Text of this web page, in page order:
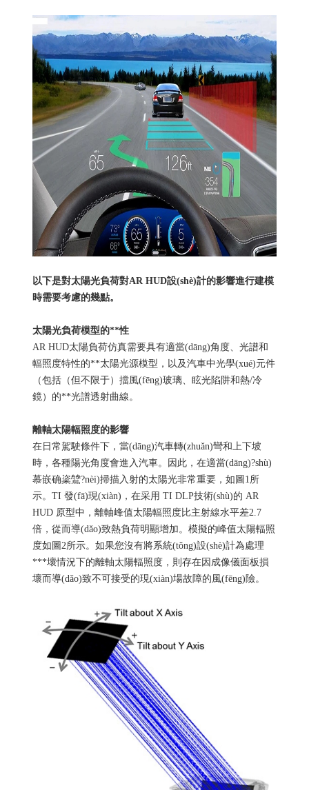
以下是對太陽光負荷對AR HUD設(shè)計的影響進行建模
時需要考慮的幾點。
太陽光負荷模型的**性
AR HUD太陽負荷仿真需要具有適當(dāng)角度、光譜和
輻照度特性的**太陽光源模型，以及汽車中光學(xué)元件
（包括（但不限于）擋風(fēng)玻璃、眩光陷阱和熱/冷
鏡）的**光譜透射曲線。
離軸太陽輻照度的影響
在日常駕駛條件下，當(dāng)汽車轉(zhuǎn)彎和上下坡
時，各種陽光角度會進入汽車。因此，在適當(dāng)?shù)
慕嵌确秶鷥?nèi)掃描入射的太陽光非常重要，如圖1所
示。TI 發(fā)現(xiàn)，在采用 TI DLP技術(shù)的 AR
HUD 原型中，離軸峰值太陽輻照度比主射線水平差2.7
倍，從而導(dǎo)致熱負荷明顯增加。模擬的峰值太陽輻照
度如圖2所示。如果您沒有將系統(tǒng)設(shè)計為處理
***壞情況下的離軸太陽輻照度，則存在因成像儀面板損
壞而導(dǎo)致不可接受的現(xiàn)場故障的風(fēng)險。